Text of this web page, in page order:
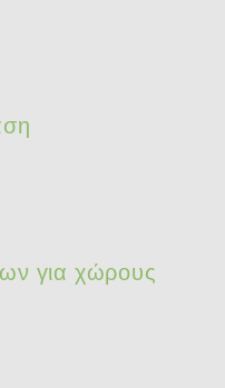
για χώρους